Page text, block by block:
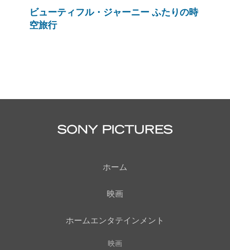
ビューティフル・ジャーニー ふたりの時
空旅行
ホーム
映画
ホームエンタテインメント
映画